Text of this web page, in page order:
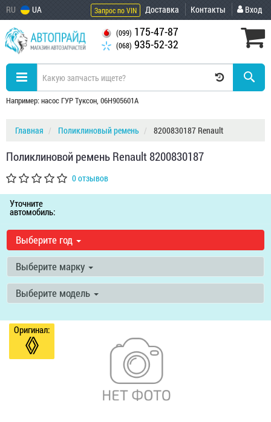
RU UA Запрос по VIN Доставка Контакты Вход
(099) 175-47-87
(068) 935-52-32
Например: насос ГУР Туксон, 06H905601A
Главная Поликлиновый ремень 8200830187 Renault
Поликлиновой ремень Renault 8200830187
0 отзывов
Уточните
автомобиль:
Выберите год
Выберите марку
Выберите модель
Оригинал: